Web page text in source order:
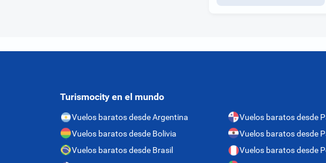
Turismocity en el mundo
Vuelos baratos desde Argentina
Vuelos baratos desde Bolivia
Vuelos baratos desde Brasil
Vuelos baratos desde
Vuelos baratos desde
Vuelos baratos desde